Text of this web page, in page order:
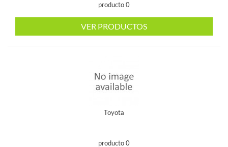
producto 0
VER PRODUCTOS
Toyota
producto 0